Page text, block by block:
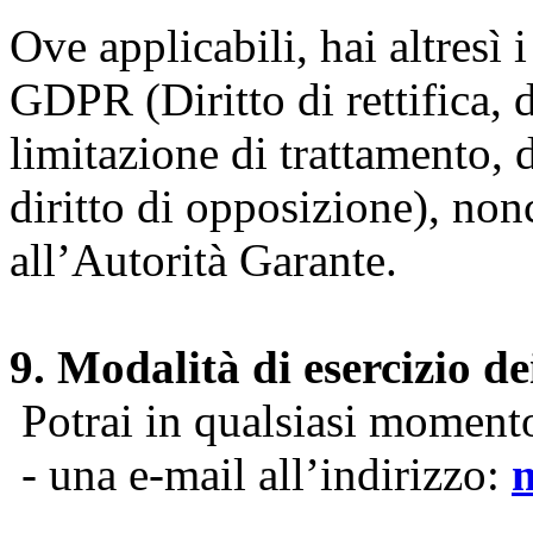
Ove applicabili, hai
GDPR (Diritto di rettifica,
limitazione di trattamento,
diritto di opposizione),
all’Autorità Garante.
9. Modalità di esercizio
Potrai in qualsiasi
- una e-mail all’indirizzo: